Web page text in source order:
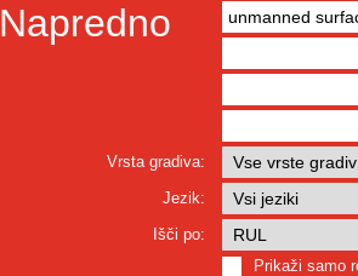
Napredno
Vrsta gradiva:
Jezik:
Išči po:
Prikaži samo